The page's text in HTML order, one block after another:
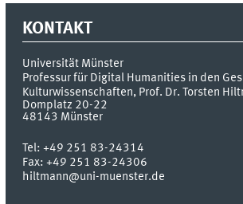
KONTAKT
Universität Münster
Professur für Digital Humanities in den
Kulturwissenschaften, Prof. Dr. Torsten
Domplatz 20-22
48143 Münster
Tel:+49 251 83-24314
Fax:+49 251 83-24306
hiltmann@uni-muenster.de